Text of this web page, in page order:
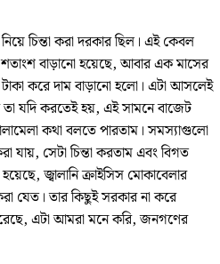
চিন্তা করা দরকার ছিল। এই কেবল
বাড়ানো হয়েছে, আবার এক মাসের
করে দাম বাড়ানো হলো। এটা আসলেই
করতেই হয়, এই সামনে বাজেট
কথা বলতে পারতাম। সমস্যাগুলো
যায়, সেটা চিন্তা করতাম এবং বিগত
জ্বালানি ক্রাইসিস মোকাবেলার
যেত। তার কিছুই সরকার না করে
এটা আমরা মনে করি, জনগণের